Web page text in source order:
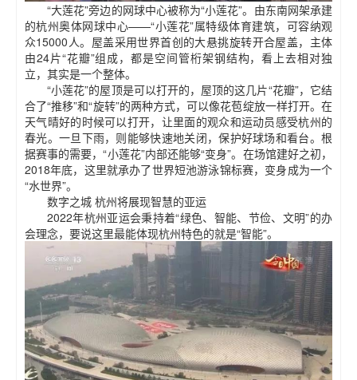
“大莲花”旁边的网球中心被称为“小莲花”。由东南网架承建
的杭州奥体网球中心——“小莲花”属特级体育建筑，可容纳观
众15000人。屋盖采用世界首创的大悬挑旋转开合屋盖，主体
由24片“花瓣”组成，都是空间管桁架钢结构，看上去相对独
立，其实是一个整体。
“小莲花”的屋顶是可以打开的，屋顶的这几片“花瓣”，它结
合了“推移”和“旋转”的两种方式，可以像花苞绽放一样打开。在
天气晴好的时候可以打开，让里面的观众和运动员感受杭州的
春光。一旦下雨，则能够快速地关闭，保护好球场和看台。根
据赛事的需要，“小莲花”内部还能够“变身”。在场馆建好之初，
2018年底，这里就承办了世界短池游泳锦标赛，变身成为一个
“水世界”。
数字之城 杭州将展现智慧的亚运
2022年杭州亚运会秉持着“绿色、智能、节俭、文明”的办
会理念，要说这里最能体现杭州特色的就是“智能”。